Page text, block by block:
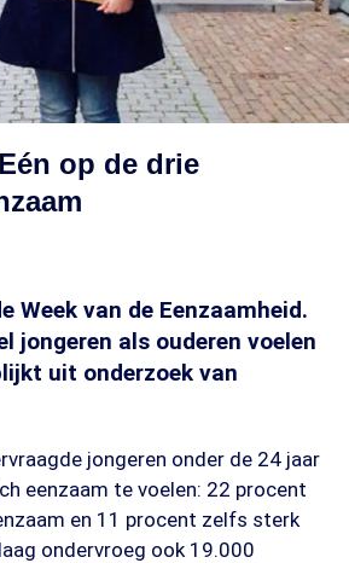
op de drie
Week van de Eenzaamheid.
jongeren als ouderen voelen
uit onderzoek van
jongeren onder de 24 jaar
eenzaam te voelen: 22 procent
en 11 procent zelfs sterk
ondervroeg ook 19.000